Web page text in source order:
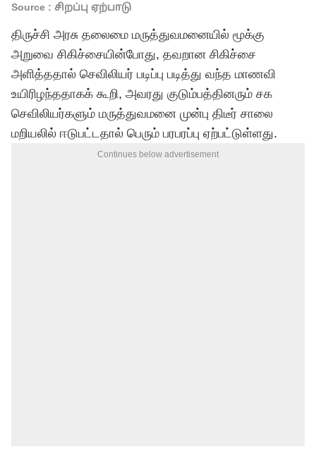
Source : சிறப்பு ஏற்பாடு
திருச்சி அரசு தலைமை மருத்துவமனையில் மூக்கு
அறுவை சிகிச்சையின்போது, தவறான சிகிச்சை
அளித்ததால் செவிலியர் படிப்பு படித்து வந்த மாணவி
உயிரிழந்ததாகக் கூறி, அவரது குடும்பத்தினரும் சக
செவிலியர்களும் மருத்துவமனை முன்பு திடீர் சாலை
மறியலில் ஈடுபட்டதால் பெரும் பரபரப்பு ஏற்பட்டுள்ளது.
Continues below advertisement